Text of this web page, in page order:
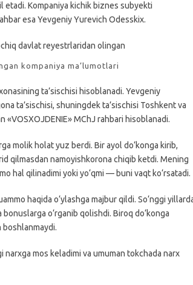
etadi. Kompaniya kichik biznes subyekti
esa Yevgeniy Yurevich Odesskix.
kompaniya ma’lumotlari
ta’sischisi hisoblanadi. Yevgeniy
ta’sischisi, shuningdek ta’sischisi Toshkent va
«VOSXOJDENIE» MChJ rahbari hisoblanadi.
molik holat yuz berdi. Bir ayol do‘konga kirib,
qilmasdan namoyishkorona chiqib ketdi. Mening
hal qilinadimi yoki yo‘qmi — buni vaqt ko‘rsatadi.
haqida o‘ylashga majbur qildi. So‘nggi
o‘rganib qolishdi. Biroq do‘konga
boshlanmaydi.
mos keladimi va umuman tokchada narx